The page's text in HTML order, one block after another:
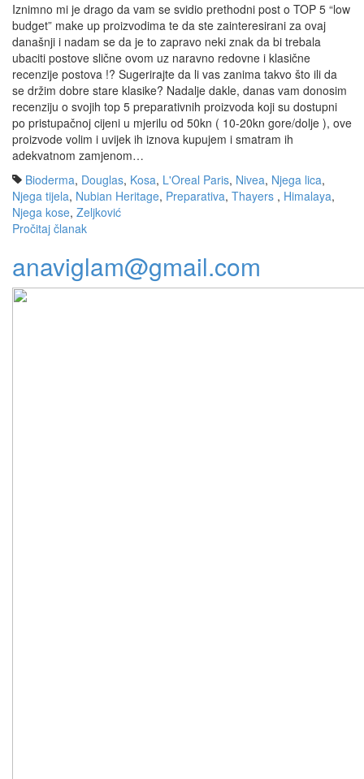
Iznimno mi je drago da vam se svidio prethodni post o TOP 5 “low
budget” make up proizvodima te da ste zainteresirani za ovaj
današnji i nadam se da je to zapravo neki znak da bi trebala
ubaciti postove slične ovom uz naravno redovne i klasične
recenzije postova !? Sugerirajte da li vas zanima takvo što ili da
se držim dobre stare klasike? Nadalje dakle, danas vam donosim
recenziju o svojih top 5 preparativnih proizvoda koji su dostupni
po pristupačnoj cijeni u mjerilu od 50kn ( 10-20kn gore/dolje ), ove
proizvode volim i uvijek ih iznova kupujem i smatram ih
adekvatnom zamjenom…
Bioderma, Douglas, Kosa, L'Oreal Paris, Nivea, Njega lica,
Njega tijela, Nubian Heritage, Preparativa, Thayers , Himalaya,
Njega kose, Zeljković
Pročitaj članak
anaviglam@gmail.com